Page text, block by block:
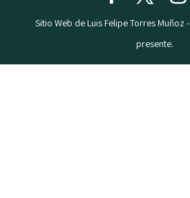
Sitio Web de Luis Felipe Torres Muñoz
presente.